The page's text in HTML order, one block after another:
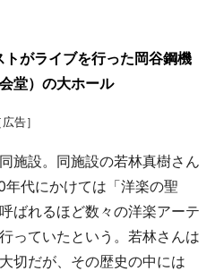
がライブを行った岡谷鋼機
堂）の大ホール
広告］
施設。同施設の若林真樹さん
代にかけては「洋楽の聖
ばれるほど数々の洋楽アーテ
っていたという。若林さんは
切だが、その歴史の中には